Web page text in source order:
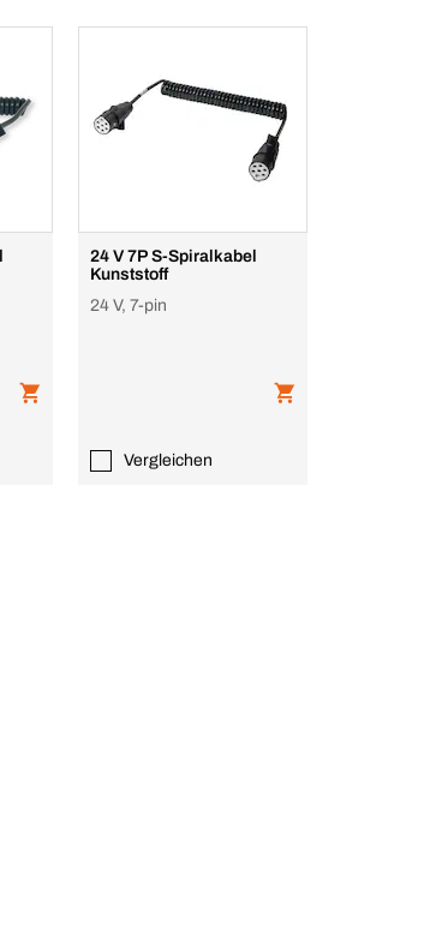
24 V 7P S-Spiralkabel
Kunststoff
24 V, 7-pin
Vergleichen